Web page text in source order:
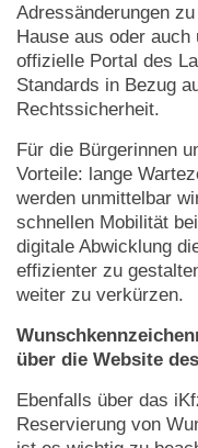
Adressänderungen
Hause aus oder
offizielle Portal des
Standards in Bezug
Rechtssicherheit.
Für die Bürgerinnen
Vorteile: lange
werden unmittelbar
schnellen Mobilität
digitale Abwicklung
effizienter zu
weiter zu verkürzen.
über die Website
Ebenfalls über das
Reservierung von